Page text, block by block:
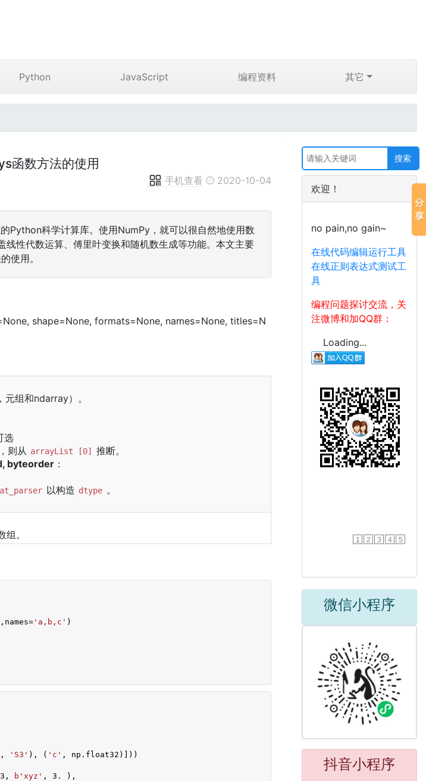
Python JavaScript 编程资料 其它
函数方法的使用
手机查看 2020-10-04
Python科学计算库。使用NumPy，就可以很自然地使用数
性代数运算、傅里叶变换和随机数生成等功能。本文主要
使用。
shape=None, formats=None, names=None, titles=N
组和ndarray）。
选
则从 arrayList [0]
推断。
byteorder ：
以构造 dtype 。
。
'a,b,c'
, 'S3' ), ( 'c'
3 , b'xyz' , 3.
),
欢迎！
no pain,no gain~
在线代码编辑运行工具
在线正则表达式测试工
具
编程问题探讨交流，关
注微博和加QQ群：
Loading...
1 2 3 4 5
微信小程序
抖音小程序